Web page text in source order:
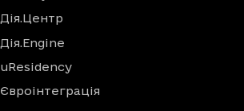
Дія.Центр
Дія.Engine
uResidency
Євроінтеграція